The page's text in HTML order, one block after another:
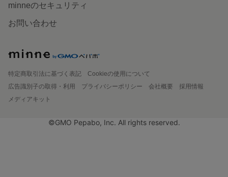
minneのセキュリティ
お問い合わせ
特定商取引法に基づく表記
Cookieの使用について
広告識別子の取得・利用
プライバシーポリシー 会社概要
採用情報
メディアキット
©GMO Pepabo, Inc. All rights reserved.